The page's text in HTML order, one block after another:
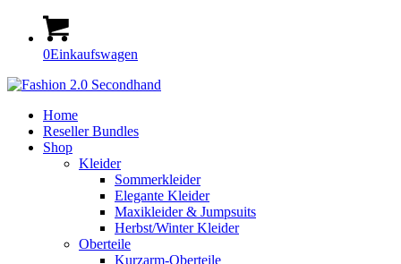
0Einkaufswagen
Home
Reseller Bundles
Shop
Kleider
Sommerkleider
Elegante Kleider
Maxikleider & Jumpsuits
Herbst/Winter Kleider
Oberteile
Kurzarm-Oberteile